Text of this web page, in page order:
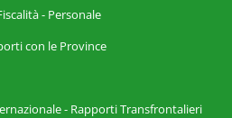
- Personale
con le Province
- Rapporti Transfrontalieri